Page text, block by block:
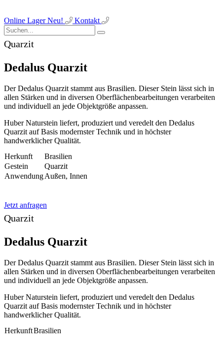
Online LagerNeu! Kontakt
Quarzit
Dedalus Quarzit
Der Dedalus Quarzit stammt aus Brasilien. Dieser Stein lässt sich in
allen Stärken und in diversen Oberflächenbearbeitungen verarbeiten
und individuell an jede Objektgröße anpassen.
Huber Naturstein liefert, produziert und veredelt den Dedalus
Quarzit auf Basis modernster Technik und in höchster
handwerklicher Qualität.
Herkunft
Brasilien
Gestein
Quarzit
AnwendungAußen, Innen
Jetzt anfragen
Quarzit
Dedalus Quarzit
Der Dedalus Quarzit stammt aus Brasilien. Dieser Stein lässt sich in
allen Stärken und in diversen Oberflächenbearbeitungen verarbeiten
und individuell an jede Objektgröße anpassen.
Huber Naturstein liefert, produziert und veredelt den Dedalus
Quarzit auf Basis modernster Technik und in höchster
handwerklicher Qualität.
HerkunftBrasilien